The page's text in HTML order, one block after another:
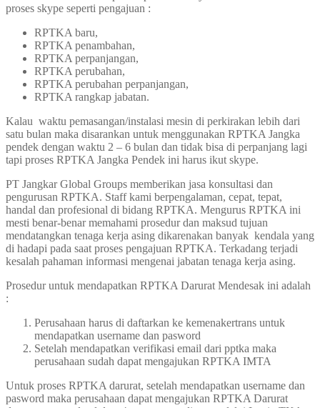
proses skype seperti pengajuan :
RPTKA baru,
RPTKA penambahan,
RPTKA perpanjangan,
RPTKA perubahan,
RPTKA perubahan perpanjangan,
RPTKA rangkap jabatan.
Kalau waktu pemasangan/instalasi mesin di perkirakan lebih dari
satu bulan maka disarankan untuk menggunakan RPTKA Jangka
pendek dengan waktu 2 – 6 bulan dan tidak bisa di perpanjang lagi
tapi proses RPTKA Jangka Pendek ini harus ikut skype.
PT Jangkar Global Groups memberikan jasa konsultasi dan
pengurusan RPTKA. Staff kami berpengalaman, cepat, tepat,
handal dan profesional di bidang RPTKA. Mengurus RPTKA ini
mesti benar-benar memahami prosedur dan maksud tujuan
mendatangkan tenaga kerja asing dikarenakan banyak kendala yang
di hadapi pada saat proses pengajuan RPTKA. Terkadang terjadi
kesalah pahaman informasi mengenai jabatan tenaga kerja asing.
Prosedur untuk mendapatkan RPTKA Darurat Mendesak ini adalah
:
Perusahaan harus di daftarkan ke kemenakertrans untuk
mendapatkan username dan pasword
Setelah mendapatkan verifikasi email dari pptka maka
perusahaan sudah dapat mengajukan RPTKA IMTA
Untuk proses RPTKA darurat, setelah mendapatkan username dan
pasword maka perusahaan dapat mengajukan RPTKA Darurat